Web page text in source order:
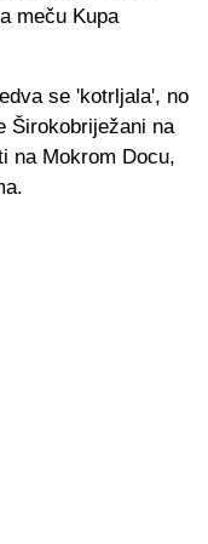
meču Kupa
se 'kotrljala', no
Širokobriježani na
na Mokrom Docu,